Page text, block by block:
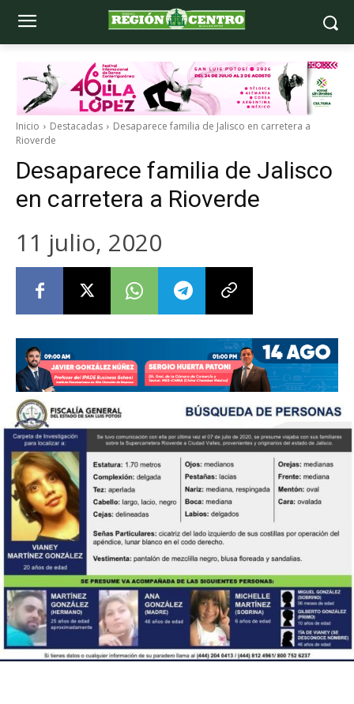
Inicio Destacadas
Desaparece familia de Jalisco en carretera a
Rioverde
Desaparece familia de Jalisco
en carretera a Rioverde
11 julio, 2020